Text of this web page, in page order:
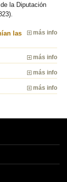
la Diputación
más info
las
más info
más info
más info